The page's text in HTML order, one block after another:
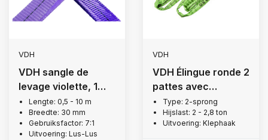
VDH
VDH sangle de
levage violette, 1
tonne
Lengte: 0,5 - 10 m
Breedte: 30 mm
Gebruiksfactor: 7:1
Uitvoering: Lus-Lus
VDH
VDH Élingue ronde 2
pattes avec
crochets + linguet,
2 tonne
Type: 2-sprong
Hijslast: 2 - 2,8 ton
Uitvoering: Klephaak